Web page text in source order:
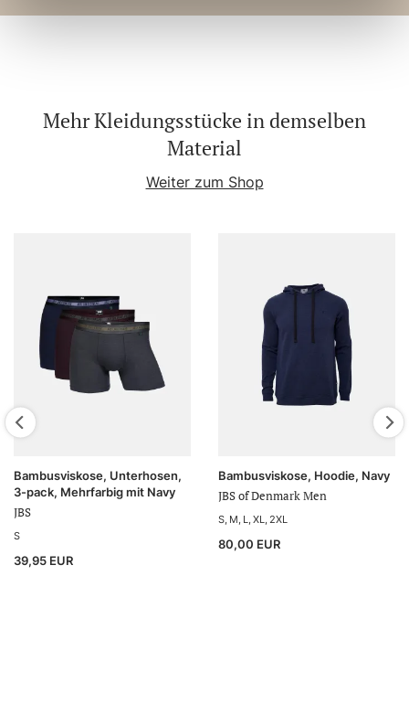
Mehr Kleidungsstücke in demselben
Material
Weiter zum Shop
Bambusviskose, Unterhosen,
3-pack, Mehrfarbig mit Navy
JBS
S
39,95 EUR
Bambusviskose, Hoodie, Navy
JBS of Denmark Men
S M L XL 2XL
80,00 EUR